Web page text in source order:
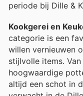
periode bij Dille &
Kookgerei en
categorie is een
willen vernieuwen
stijlvolle items.
hoogwaardige
altijd een schot in